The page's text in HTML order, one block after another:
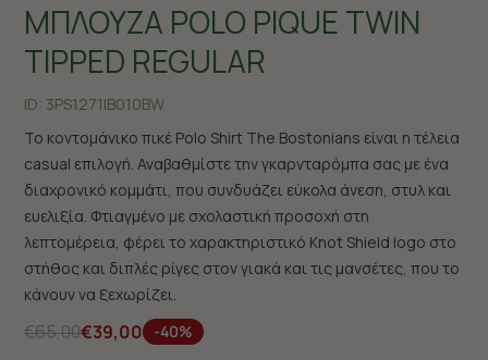
ΜΠΛΟΥΖΑ POLO PIQUE TWIN
TIPPED REGULAR
ID: 3PS1271|B010BW
Το κοντομάνικο πικέ Polo Shirt The Bostonians είναι η τέλεια
casual επιλογή. Αναβαθμίστε την γκαρνταρόμπα σας με ένα
διαχρονικό κομμάτι, που συνδυάζει εύκολα άνεση, στυλ και
ευελιξία. Φτιαγμένο με σχολαστική προσοχή στη
λεπτομέρεια, φέρει το χαρακτηριστικό Knot Shield logo στο
στήθος και διπλές ρίγες στον γιακά και τις μανσέτες, που το
κάνουν να ξεχωρίζει.
€65,00€39,00 -40%